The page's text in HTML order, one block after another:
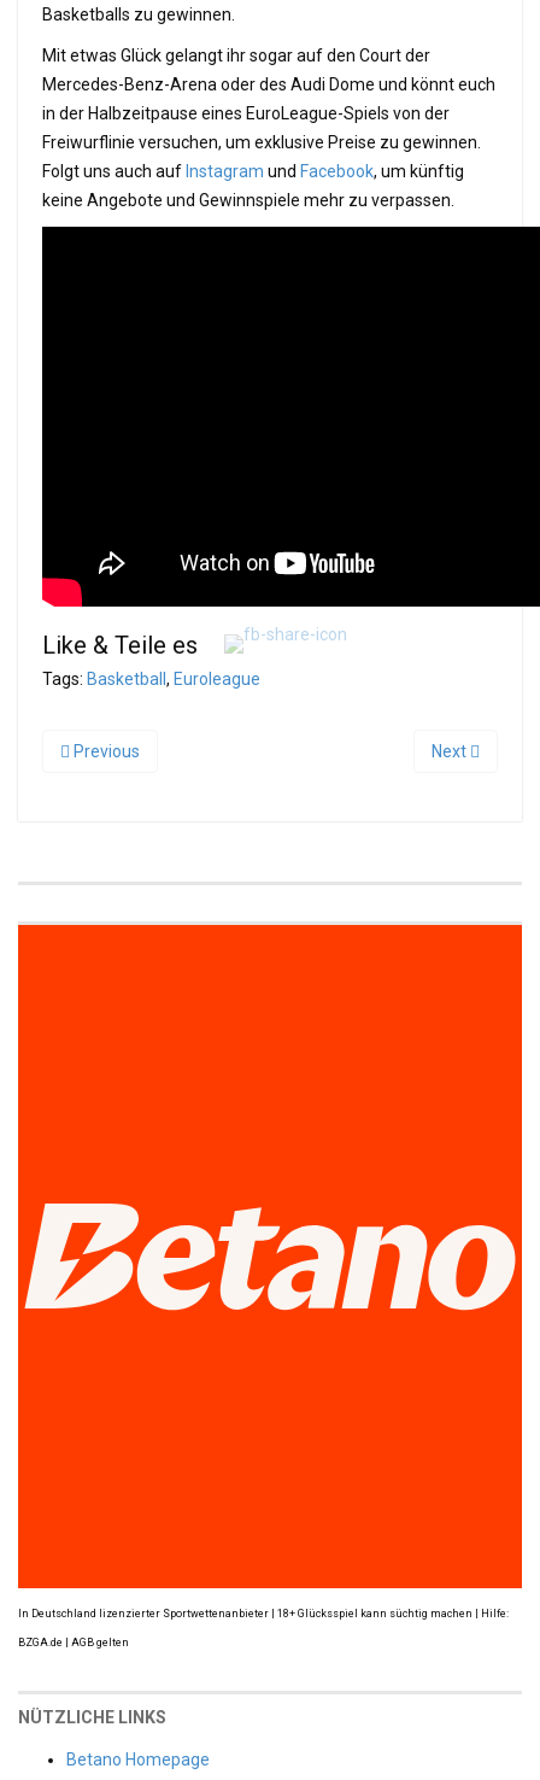
Basketballs zu gewinnen.
Mit etwas Glück gelangt ihr sogar auf den Court der
Mercedes-Benz-Arena oder des Audi Dome und könnt euch
in der Halbzeitpause eines EuroLeague-Spiels von der
Freiwurflinie versuchen, um exklusive Preise zu gewinnen.
Folgt uns auch auf Instagram und Facebook, um künftig
keine Angebote und Gewinnspiele mehr zu verpassen.
Like & Teile es
Tags: Basketball , Euroleague
Previous Next
In Deutschland lizenzierter Sportwettenanbieter | 18+ Glücksspiel kann süchtig machen | Hilfe:
BZGA.de | AGB gelten
NÜTZLICHE LINKS
Betano Homepage